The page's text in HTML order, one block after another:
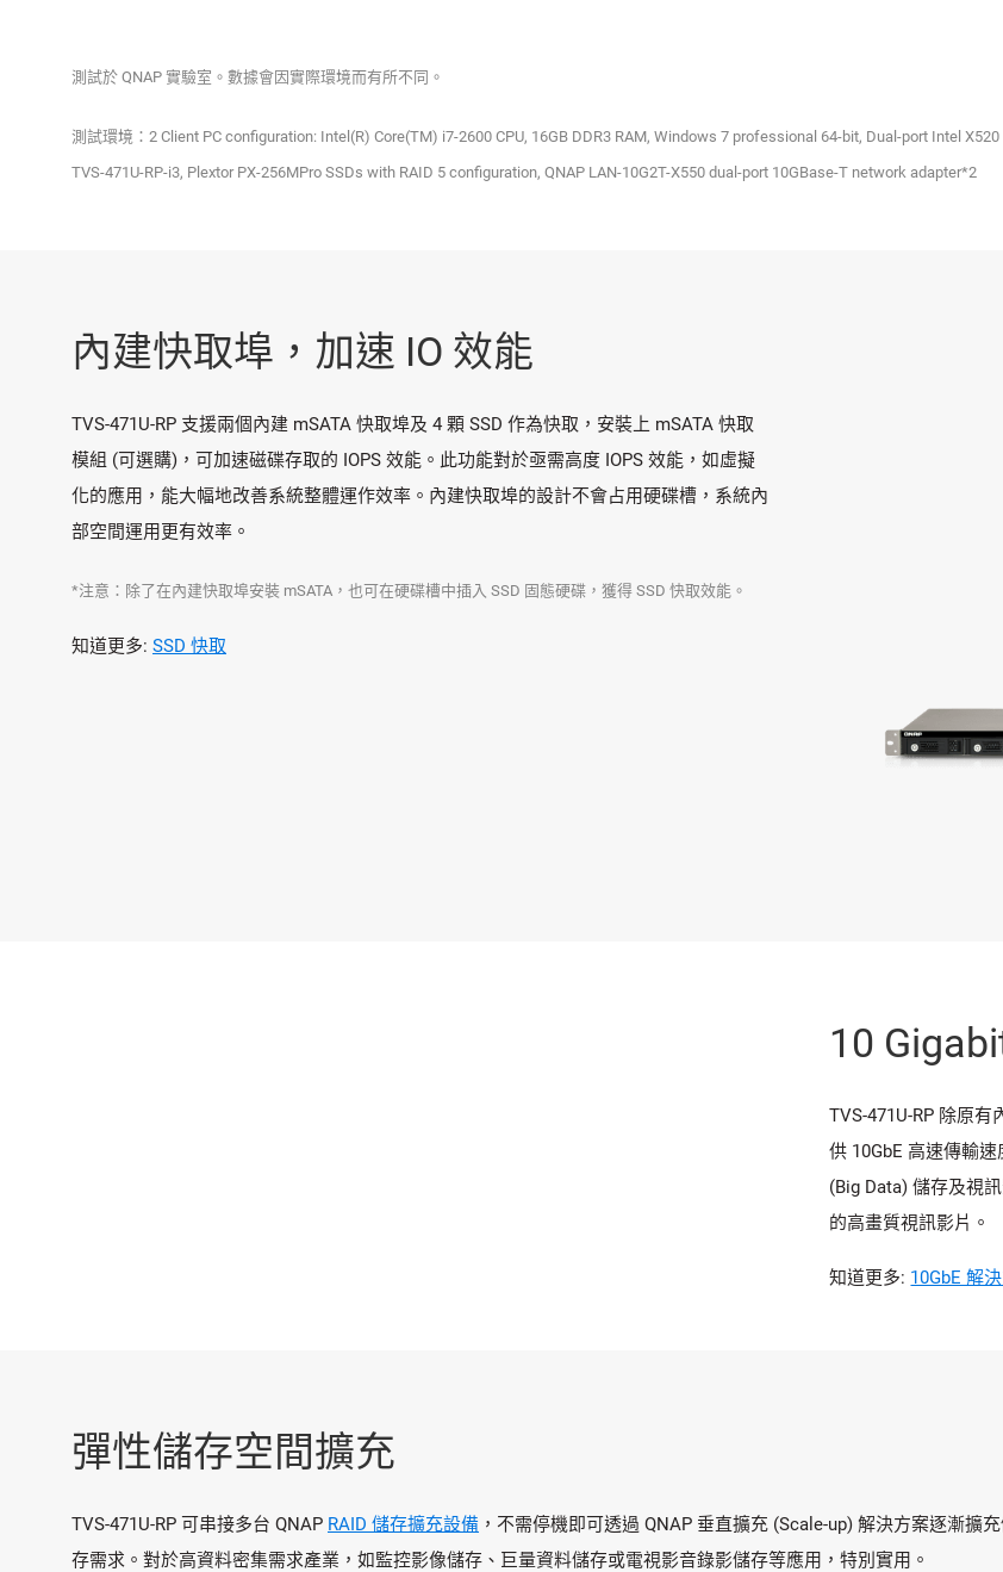
測試於 QNAP 實驗室。數據會因實際環境而有所不同。
測試環境：2 Client PC configuration: Intel(R) Core(TM) i7-2600 CPU, 16GB DDR3 RAM, Windows 7 professional 64-bit, Dual-port Intel
TVS-471U-RP-i3, Plextor PX-256MPro SSDs with RAID 5 configuration, QNAP LAN-10G2T-X550 dual-port 10GBase-T network adapter*2
內建快取埠，加速 IO 效能
TVS-471U-RP 支援兩個內建 mSATA 快取埠及 4 顆 SSD 作為快取，安裝上 mSATA 快取
模組 (可選購)，可加速磁碟存取的 IOPS 效能。此功能對於亟需高度 IOPS 效能，如虛擬
化的應用，能大幅地改善系統整體運作效率。內建快取埠的設計不會占用硬碟槽，系統內
部空間運用更有效率。
*注意：除了在內建快取埠安裝 mSATA，也可在硬碟槽中插入 SSD 固態硬碟，獲得 SSD 快取效能。
知道更多: SSD 快取
10
TVS-471U-RP 除原
供 10GbE 高速傳輸
(Big Data) 儲存及視
的高畫質視訊影片。
知道更多: 10GbE 解
彈性儲存空間擴充
TVS-471U-RP 可串接多台 QNAP RAID 儲存擴充設備 ，不需停機即可透過 QNAP 垂直擴充 (Scale-up) 解決方案逐漸
存需求。對於高資料密集需求產業，如監控影像儲存、巨量資料儲存或電視影音錄影儲存等應用，特別實用。